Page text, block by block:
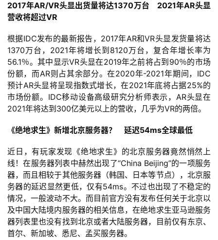
单
游
戏
休
闲
游
戏
0
2
5
第
十
三
届
金
2017年AR/VR头显出货量将达1370万台    2021年AR头显
营收将超过VR
根据IDC发布的最新报告，2017年AR和VR头显发货量将达
1370万台，2021年将增长到8120万台，复合年增长率为
56.1％。其中显示VR头显在2019年之前将占到90％的市场
份额，而AR则占其余部分。在2020年-2021年期间，IDC
预计AR头显将呈现指数式增长，在2021年底将占据25%的
市场份额。IDC移动设备高级研究分析师表示，AR头显在
2021年将达到300亿美元以上的营收，几乎为VR的两倍。
《绝地求生》新增北京服务器？    延迟54ms全球最低
近日，有玩家发现《绝地求生》的北京服务器竟然悄然上
线！在服务器列表中赫然出现了“China Beijing”的一项服务
器，而且相较于其他服务器（韩国、日本等节点），北京服
务器的延迟显然更低，仅有54ms。不过也出现了不稳定的
情况，一般波动不大。而目前官方没有发布任何关于北京以
及中国大陆境内服务器的相关信息，在绝地求生亚马逊服务
器列表里也没有找到北京或者大陆服务器，目前仅有东京、
首尔、新加坡、悉尼、孟买服务器。